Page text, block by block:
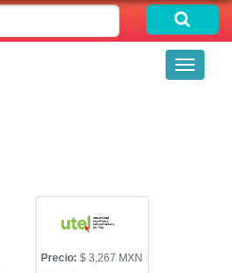
Toggle
Precio: $ 3,267 MXN